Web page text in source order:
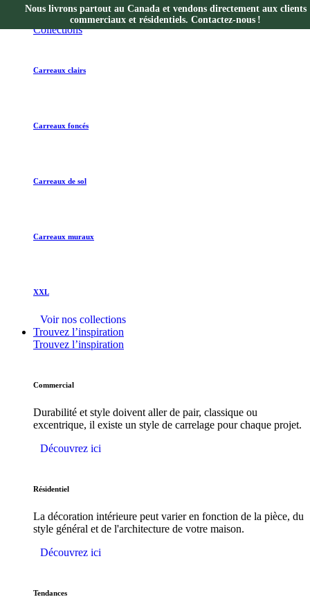
Nous livrons partout au Canada et vendons directement aux clients
commerciaux et résidentiels. Contactez-nous !
Collections
Collections
Carreaux clairs
Carreaux foncés
Carreaux de sol
Carreaux muraux
XXL
Voir nos collections
Trouvez l’inspiration
Trouvez l’inspiration
Commercial
Durabilité et style doivent aller de pair, classique ou
excentrique, il existe un style de carrelage pour chaque projet.
Découvrez ici
Résidentiel
La décoration intérieure peut varier en fonction de la pièce, du
style général et de l'architecture de votre maison.
Découvrez ici
Tendances